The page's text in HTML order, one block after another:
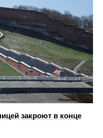
закроют в конце